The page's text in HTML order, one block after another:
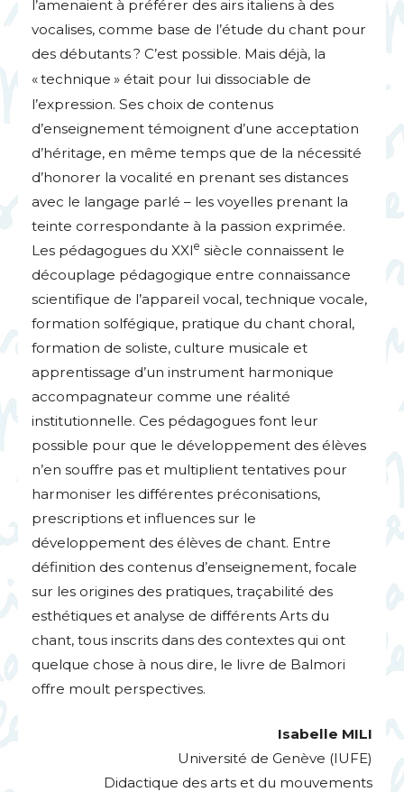
l’amenaient à préférer des airs italiens à des
vocalises, comme base de l’étude du chant pour
des débutants? C’est possible. Mais déjà, la
«technique » était pour lui dissociable de
l’expression. Ses choix de contenus
d’enseignement témoignent d’une acceptation
d’héritage, en même temps que de la nécessité
d’honorer la vocalité en prenant ses distances
avec le langage parlé – les voyelles prenant la
teinte correspondante à la passion exprimée.
Les pédagogues du XXIe siècle connaissent le
découplage pédagogique entre connaissance
scientifique de l’appareil vocal, technique vocale,
formation solfégique, pratique du chant choral,
formation de soliste, culture musicale et
apprentissage d’un instrument harmonique
accompagnateur comme une réalité
institutionnelle. Ces pédagogues font leur
possible pour que le développement des élèves
n’en souffre pas et multiplient tentatives pour
harmoniser les différentes préconisations,
prescriptions et influences sur le
développement des élèves de chant. Entre
définition des contenus d’enseignement, focale
sur les origines des pratiques, traçabilité des
esthétiques et analyse de différents Arts du
chant, tous inscrits dans des contextes qui ont
quelque chose à nous dire, le livre de Balmori
offre moult perspectives.
Isabelle MILI
Université de Genève (IUFE)
Didactique des arts et du mouvements